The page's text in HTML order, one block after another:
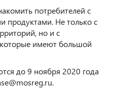
потребителей с
продуктами. Не только с
но и с
имеют большой
до 9 ноября 2020 года